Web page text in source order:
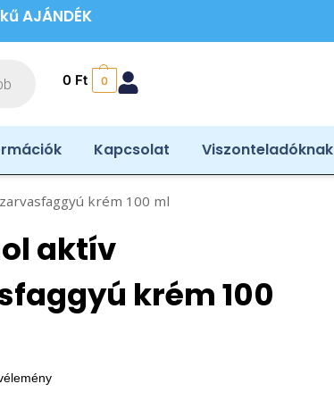
AJÁNDÉK
0 Ft 0
Kapcsolat Viszonteladóknak
krém 100 ml
aktív
krém 100